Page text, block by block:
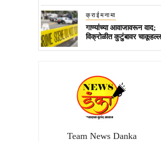
क्राईमनामा
गाण्यांच्या आवाजावरून वाद;
विक्रोळीत कुटुंबावर
Team News Danka